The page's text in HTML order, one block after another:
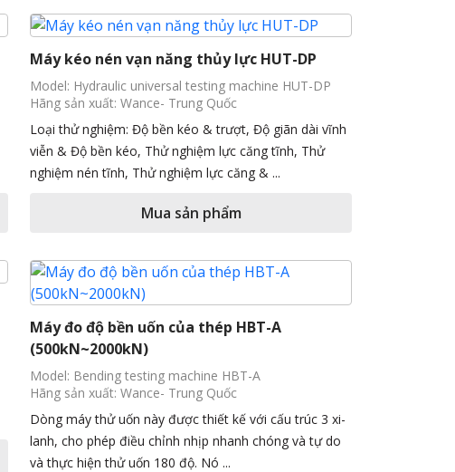
Máy kéo nén vạn năng thủy lực HUT-DP
Model: Hydraulic universal testing machine HUT-DP
Hãng sản xuất: Wance- Trung Quốc
Loại thử nghiệm: Độ bền kéo & trượt, Độ giãn dài vĩnh
viễn & Độ bền kéo, Thử nghiệm lực căng tĩnh, Thử
nghiệm nén tĩnh, Thử nghiệm lực căng & ...
Mua sản phẩm
Máy đo độ bền uốn của thép HBT-A
(500kN~2000kN)
Model: Bending testing machine HBT-A
Hãng sản xuất: Wance- Trung Quốc
Dòng máy thử uốn này được thiết kế với cấu trúc 3 xi-
lanh, cho phép điều chỉnh nhịp nhanh chóng và tự do
và thực hiện thử uốn 180 độ. Nó ...